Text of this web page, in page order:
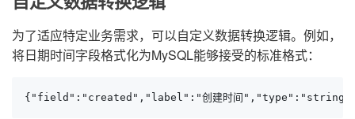
为了适应特定业务需求，可以自定义数据转换逻辑。例如，
将日期时间字段格式化为MySQL能够接受的标准格式：
{"field":"created","label":"创建时间